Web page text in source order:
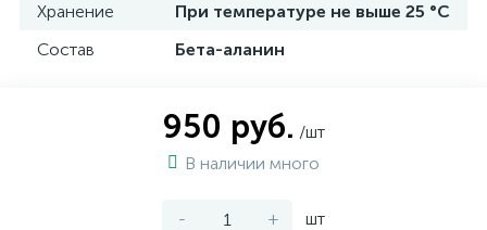
Хранение
При температуре не выше 25 °C
Состав
Бета-аланин
950 руб. /шт
В наличии много
- + шт